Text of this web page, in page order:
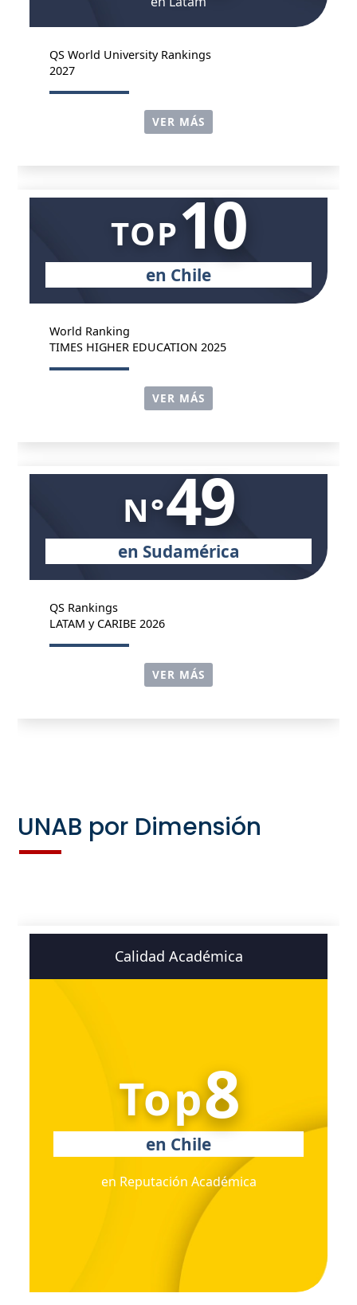
QS World University Rankings
2027
VER MÁS
TOP10
en Chile
World Ranking
TIMES HIGHER EDUCATION 2025
VER MÁS
N°49
en Sudamérica
QS Rankings
LATAM y CARIBE 2026
VER MÁS
UNAB por Dimensión
Calidad Académica
Top8
en Chile
en Reputación Académica